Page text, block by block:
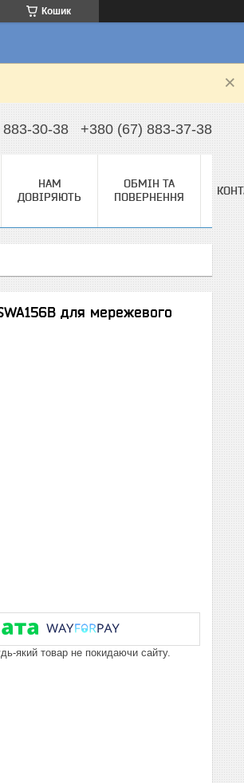
Кошик
30-38 +380 (67) 883-37-38
НАМ
ДОВІРЯЮТЬ
ОБМІН ТА
ПОВЕРНЕННЯ
для мережевого
який товар не покидаючи сайту.